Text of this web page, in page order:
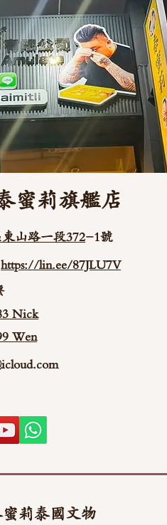
蜜莉旗艦店
山路一段372-1號
https://lin.ee/87JLU7V
Nick
Wen
莉泰國文物